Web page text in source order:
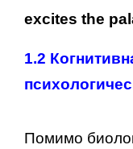
excites the
1.2
Помимо